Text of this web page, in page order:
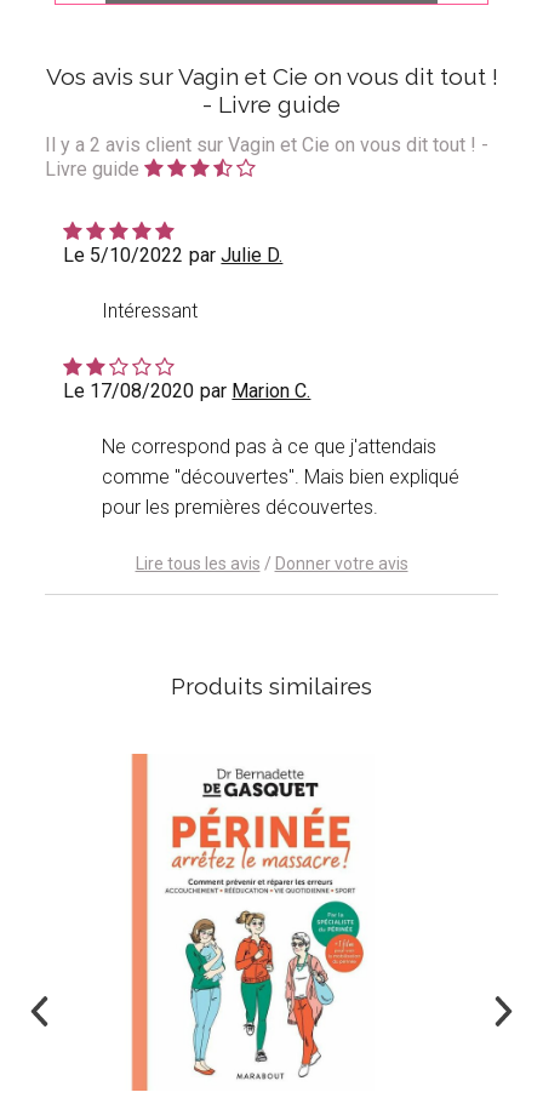
Vos avis sur Vagin et Cie on vous dit tout !
- Livre guide
Il y a2 avis client sur Vagin et Cie on vous dit tout ! -
Livre guide
Le 5/10/2022 parJulie D.
Intéressant
Le 17/08/2020 par Marion C.
Ne correspond pas à ce que j'attendais
comme "découvertes". Mais bien expliqué
pour les premières découvertes.
Lire tous les avis / Donner votre avis
Produits similaires